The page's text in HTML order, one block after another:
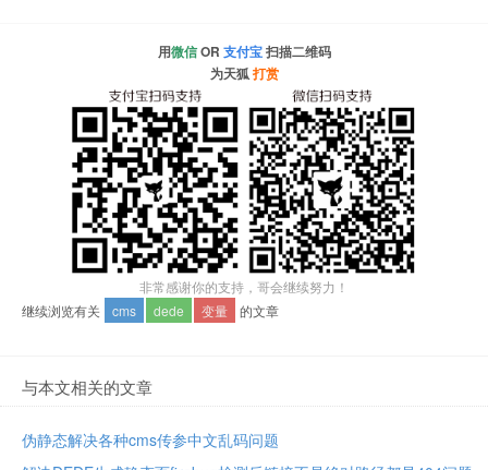
用微信OR 支付宝扫描二维码
为天狐打赏
非常感谢你的支持，哥会继续努力！
继续浏览有关
cms dede 变量 的文章
与本文相关的文章
伪静态解决各种cms传参中文乱码问题